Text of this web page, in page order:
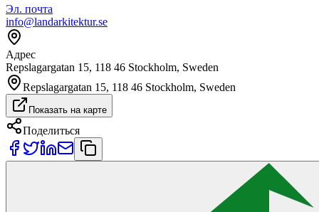
Эл. почта
info@landarkitektur.se
Адрес
Repslagargatan 15, 118 46 Stockholm, Sweden
Repslagargatan 15, 118 46 Stockholm, Sweden
Показать на карте
Поделиться